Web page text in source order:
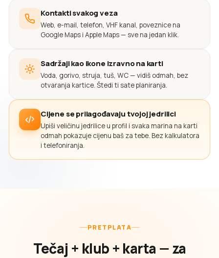
Kontakti svakog veza
Web, e-mail, telefon, VHF kanal, poveznice na
Google Maps i Apple Maps — sve na jedan klik.
Sadržaji kao ikone izravno na karti
Voda, gorivo, struja, tuš, WC — vidiš odmah, bez
otvaranja kartice. Štedi ti sate planiranja.
Cijene se prilagođavaju tvojoj jedrilici
Upiši veličinu jedrilice u profil i svaka marina na karti
odmah pokazuje cijenu baš za tebe. Bez kalkulatora
i telefoniranja.
PRETPLATA
Tečaj + klub + karta — za